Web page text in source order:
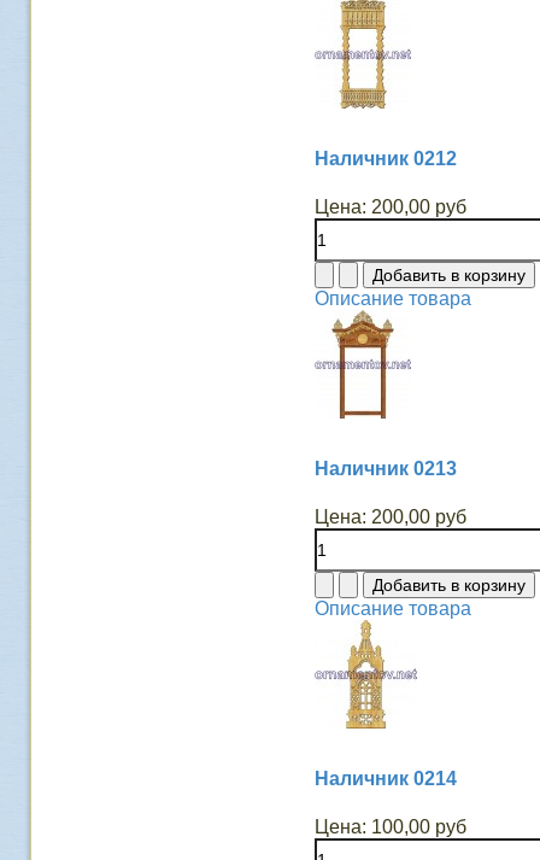
Наличник 0212
Цена: 200,00 руб
Описание товара
Наличник 0213
Цена: 200,00 руб
Описание товара
Наличник 0214
Цена: 100,00 руб